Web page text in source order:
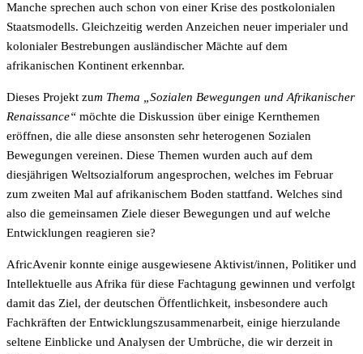
Manche sprechen auch schon von einer Krise des postkolonialen
Staatsmodells. Gleichzeitig werden Anzeichen neuer imperialer und
kolonialer Bestrebungen ausländischer Mächte auf dem
afrikanischen Kontinent erkennbar.
Dieses Projekt zum Thema „Sozialen Bewegungen und Afrikanischer
Renaissance“ möchte die Diskussion über einige Kernthemen
eröffnen, die alle diese ansonsten sehr heterogenen Sozialen
Bewegungen vereinen. Diese Themen wurden auch auf dem
diesjährigen Weltsozialforum angesprochen, welches im Februar
zum zweiten Mal auf afrikanischem Boden stattfand. Welches sind
also die gemeinsamen Ziele dieser Bewegungen und auf welche
Entwicklungen reagieren sie?
AfricAvenir konnte einige ausgewiesene Aktivist/innen, Politiker und
Intellektuelle aus Afrika für diese Fachtagung gewinnen und verfolgt
damit das Ziel, der deutschen Öffentlichkeit, insbesondere auch
Fachkräften der Entwicklungszusammenarbeit, einige hierzulande
seltene Einblicke und Analysen der Umbrüche, die wir derzeit in